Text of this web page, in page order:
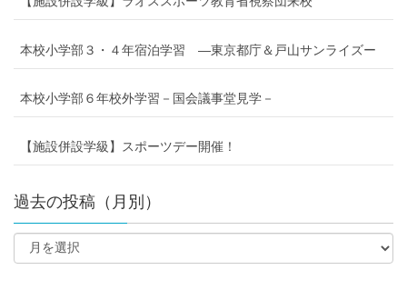
本校小学部３・４年宿泊学習 ―東京都庁＆戸山サンライズー
本校小学部６年校外学習－国会議事堂見学－
【施設併設学級】スポーツデー開催！
過去の投稿（月別）